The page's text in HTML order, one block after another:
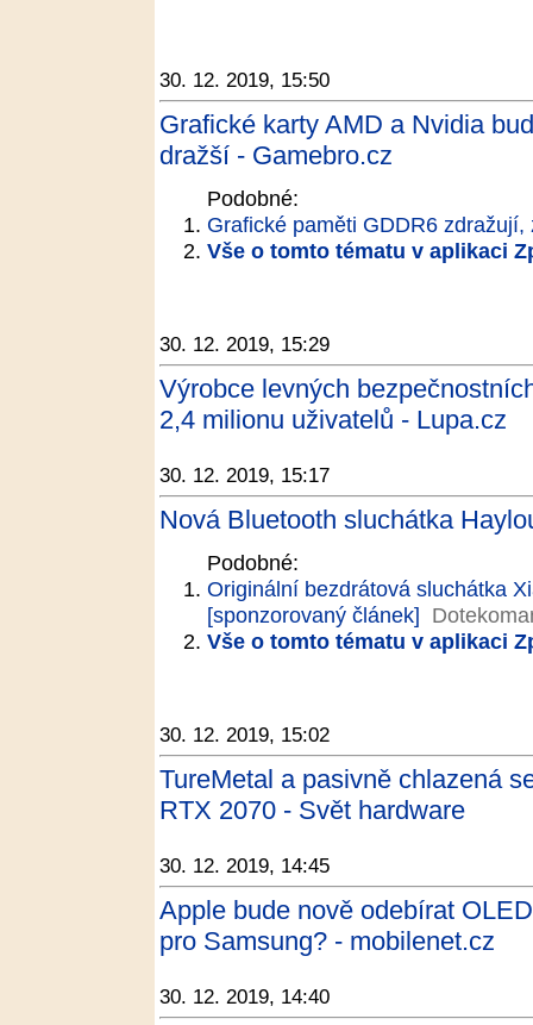
30. 12. 2019, 15:50
Grafické karty AMD a Nvidia
dražší - Gamebro.cz
Podobné:
Grafické paměti GDDR6
Vše o tomto tématu v aplikaci
30. 12. 2019, 15:29
Výrobce levných
2,4 milionu uživatelů - Lupa.cz
30. 12. 2019, 15:17
Nová Bluetooth sluchátka
Podobné:
Originální bezdrátová sluchátka
[sponzorovaný článek]
Vše o tomto tématu v aplikaci
30. 12. 2019, 15:02
TureMetal a pasivně chlazená
RTX 2070 - Svět hardware
30. 12. 2019, 14:45
Apple bude nově odebírat
pro Samsung? - mobilenet.cz
30. 12. 2019, 14:40